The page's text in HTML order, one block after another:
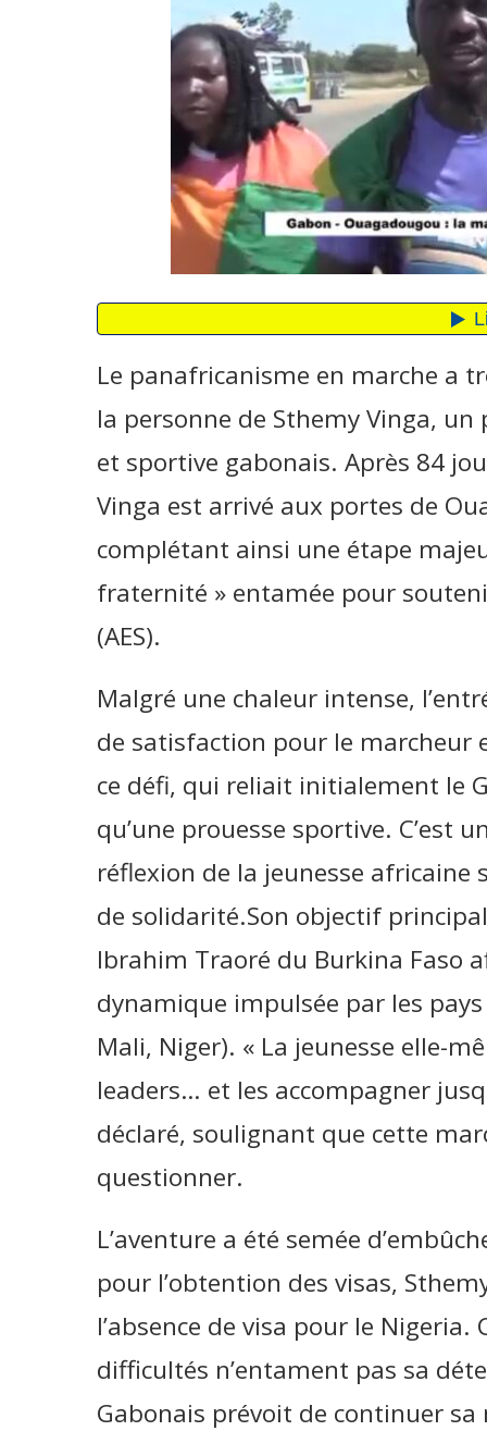
Le panafricanisme en marche a
la personne de Sthemy Vinga,
et sportive gabonais. Après 84
Vinga est arrivé aux portes de
complétant ainsi une étape
fraternité » entamée pour
(AES).
Malgré une chaleur intense,
de satisfaction pour le marcheur
ce défi, qui reliait initialement le
qu’une prouesse sportive. C’est
réflexion de la jeunesse africaine
de solidarité.Son objectif
Ibrahim Traoré du Burkina Faso
dynamique impulsée par les pays
Mali, Niger). « La jeunesse elle-
leaders… et les accompagner
déclaré, soulignant que cette
questionner.
L’aventure a été semée
pour l’obtention des visas,
l’absence de visa pour le
difficultés n’entament pas sa
Gabonais prévoit de continuer